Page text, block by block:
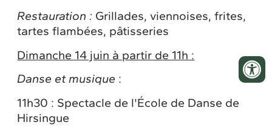
Restauration : Grillades, viennoises, frites,
tartes flambées, pâtisseries
Dimanche 14 juin à partir de 11h :
Danse et musique :
11h30 : Spectacle de l'École de Danse de
Hirsingue